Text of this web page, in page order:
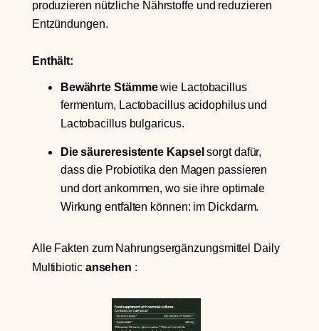
produzieren nützliche Nährstoffe und reduzieren
Entzündungen.
Enthält:
Bewährte Stämmewie Lactobacillus
fermentum, Lactobacillus acidophilus und
Lactobacillus bulgaricus.
Die säureresistente Kapsel sorgt dafür,
dass die Probiotika den Magen passieren
und dort ankommen, wo sie ihre optimale
Wirkung entfalten können: im Dickdarm.
Alle Fakten zum Nahrungsergänzungsmittel Daily
Multibiotic ansehen :